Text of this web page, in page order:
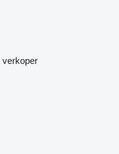
verkoper